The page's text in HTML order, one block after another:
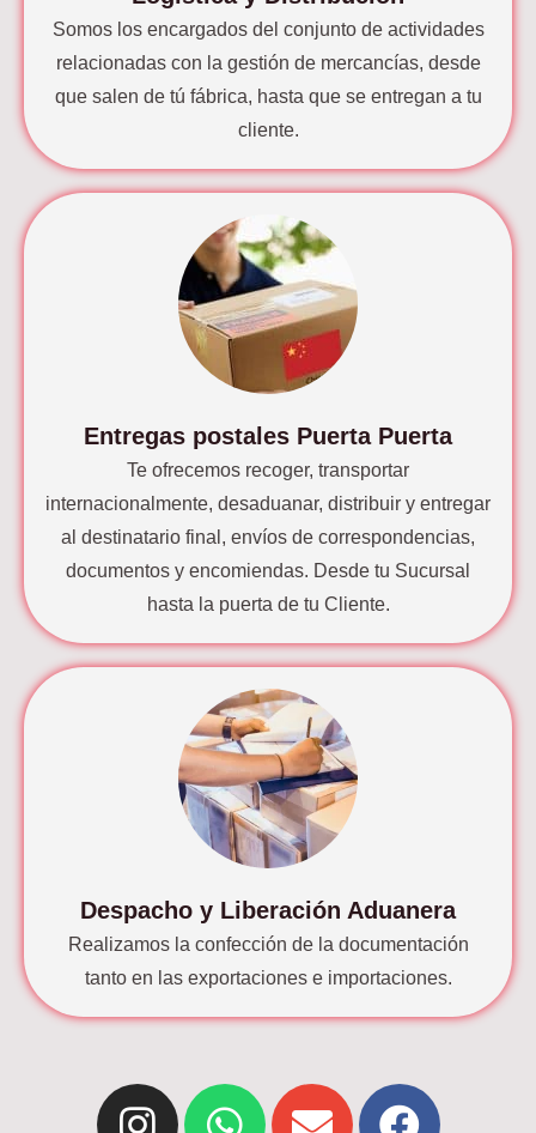
Somos los encargados del conjunto de actividades
relacionadas con la gestión de mercancías, desde
que salen de tú fábrica, hasta que se entregan a tu
cliente.
Entregas postales Puerta Puerta
Te ofrecemos recoger, transportar
internacionalmente, desaduanar, distribuir y entregar
al destinatario final, envíos de correspondencias,
documentos y encomiendas. Desde tu Sucursal
hasta la puerta de tu Cliente.
Despacho y Liberación Aduanera
Realizamos la confección de la documentación
tanto en las exportaciones e importaciones.